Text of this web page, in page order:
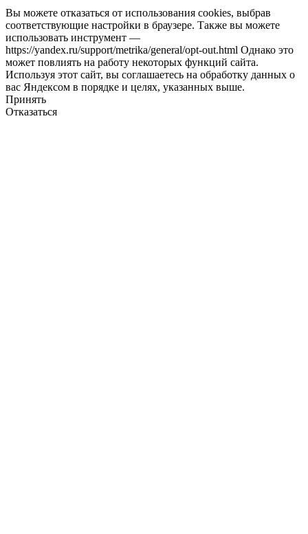
Вы можете отказаться от использования cookies, выбрав
соответствующие настройки в браузере. Также вы можете
использовать инструмент —
https://yandex.ru/support/metrika/general/opt-out.html Однако это
может повлиять на работу некоторых функций сайта.
Используя этот сайт, вы соглашаетесь на обработку данных о
вас Яндексом в порядке и целях, указанных выше.
Принять
Отказаться